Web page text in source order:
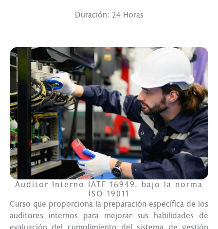
Duración: 24 Horas
Auditor Interno IATF 16949, bajo la norma
ISO 19011
Curso que proporciona la preparación específica de los
auditores internos para mejorar sus habilidades de
evaluación del cumplimiento del sistema de gestión